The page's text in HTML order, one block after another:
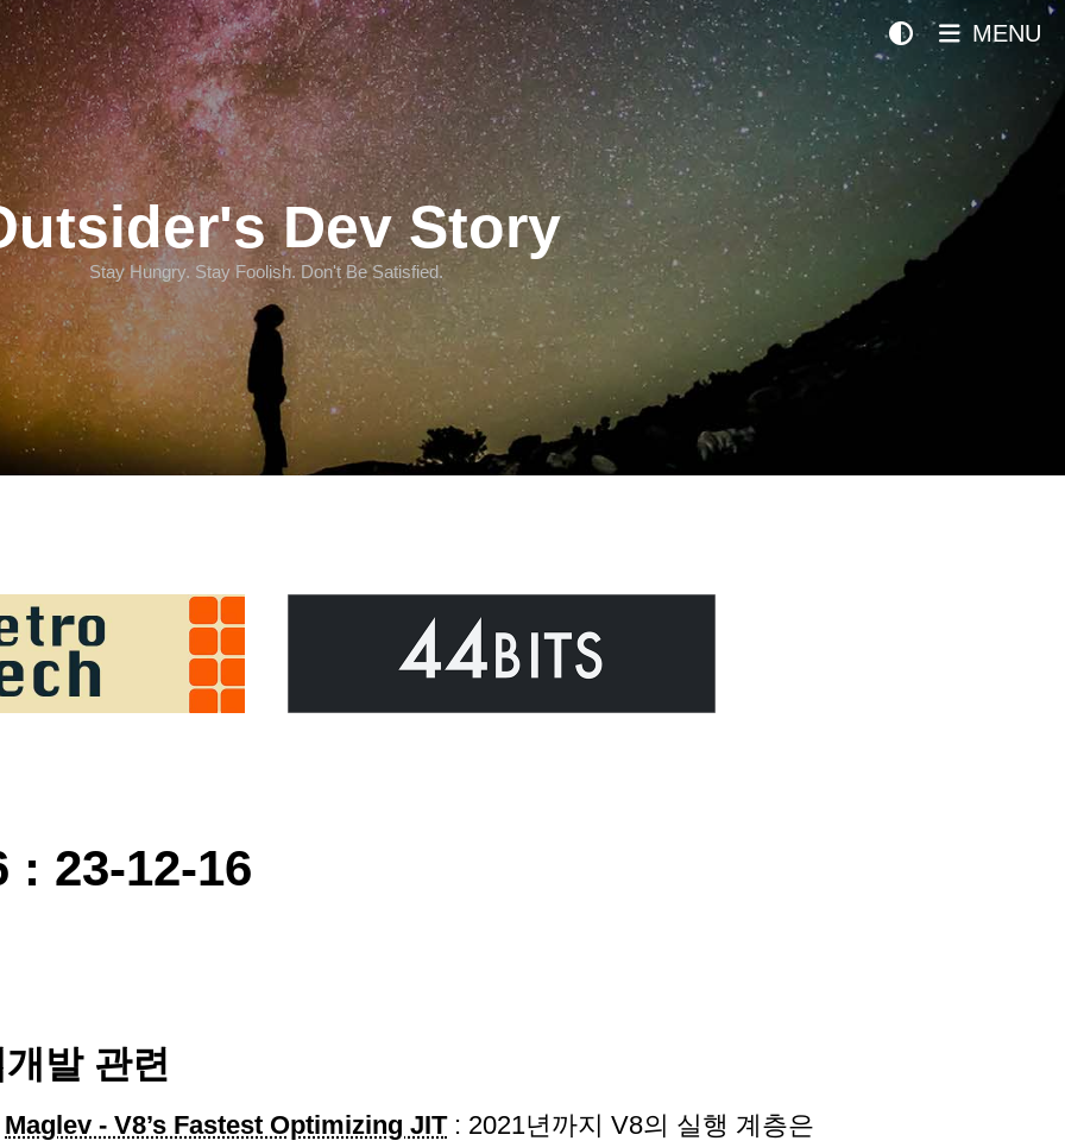
Dev Story
Stay Hungry. Stay Foolish. Don't Be Satisfied.
MENU
: 23-12-16
발 관련
Maglev - V8’s Fastest Optimizing JIT: 2021년까지 V8의 실행 계층은